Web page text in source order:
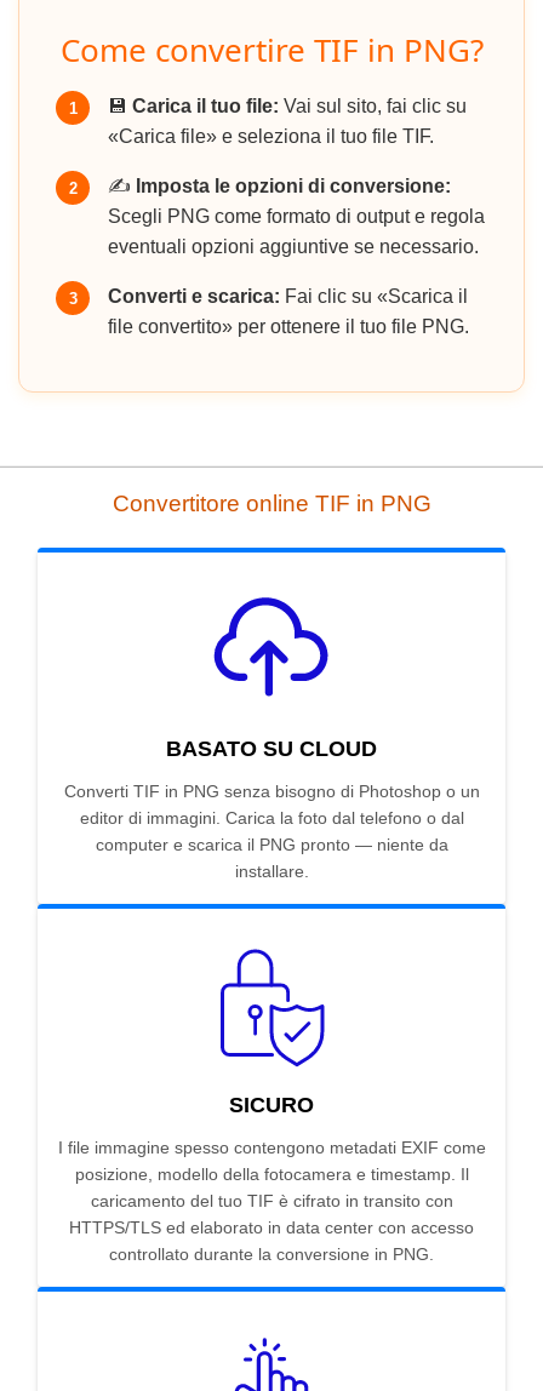
Come convertire TIF in PNG?
1 💾 Carica il tuo file: Vai sul sito, fai clic su
«Carica file» e seleziona il tuo file TIF.
2 ✍️ Imposta le opzioni di conversione:
Scegli PNG come formato di output e regola
eventuali opzioni aggiuntive se necessario.
3 Converti e scarica: Fai clic su «Scarica il
file convertito» per ottenere il tuo file PNG.
Convertitore online TIF in PNG
BASATO SU CLOUD
Converti TIF in PNG senza bisogno di Photoshop o un
editor di immagini. Carica la foto dal telefono o dal
computer e scarica il PNG pronto — niente da
installare.
SICURO
I file immagine spesso contengono metadati EXIF come
posizione, modello della fotocamera e timestamp. Il
caricamento del tuo TIF è cifrato in transito con
HTTPS/TLS ed elaborato in data center con accesso
controllato durante la conversione in PNG.